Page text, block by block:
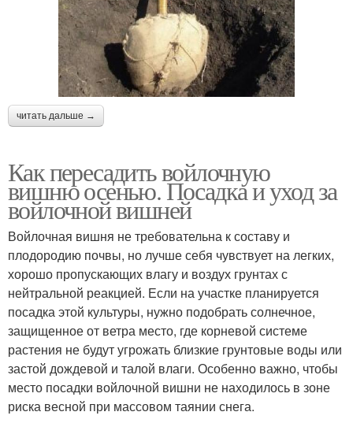
читать дальше →
Как пересадить войлочную
вишню осенью. Посадка и уход за
войлочной вишней
Войлочная вишня не требовательна к составу и
плодородию почвы, но лучше себя чувствует на легких,
хорошо пропускающих влагу и воздух грунтах с
нейтральной реакцией. Если на участке планируется
посадка этой культуры, нужно подобрать солнечное,
защищенное от ветра место, где корневой системе
растения не будут угрожать близкие грунтовые воды или
застой дождевой и талой влаги. Особенно важно, чтобы
место посадки войлочной вишни не находилось в зоне
риска весной при массовом таянии снега.